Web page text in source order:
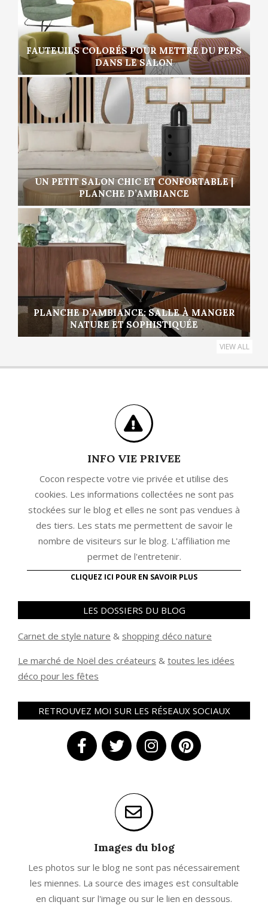
FAUTEUILS COLORÉS POUR METTRE DU PEPS
DANS LE SALON
UN PETIT SALON CHIC ET CONFORTABLE |
PLANCHE D’AMBIANCE
PLANCHE D’AMBIANCE: SALLE À MANGER
NATURE ET SOPHISTIQUÉE
VIEW ALL
INFO VIE PRIVEE
Cocon respecte votre vie privée et utilise des
cookies. Les informations collectées ne sont pas
stockées sur le blog et elles ne sont pas vendues à
des tiers. Les stats me permettent de savoir le
nombre de visiteurs sur le blog. L'affiliation me
permet de l'entretenir.
CLIQUEZ ICI POUR EN SAVOIR PLUS
LES DOSSIERS DU BLOG
Carnet de style nature & shopping déco nature
Le marché de Noël des créateurs & toutes les idées
déco pour les fêtes
RETROUVEZ MOI SUR LES RÉSEAUX SOCIAUX
Images du blog
Les photos sur le blog ne sont pas nécessairement
les miennes. La source des images est consultable
en cliquant sur l'image ou sur le lien en dessous.